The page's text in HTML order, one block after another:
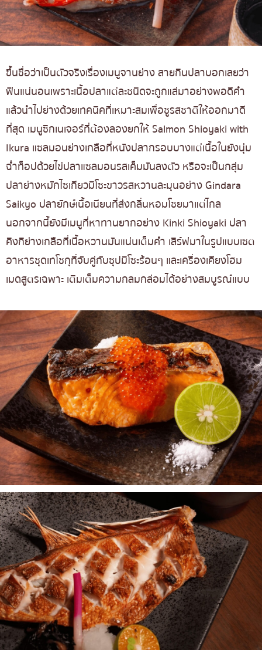
ขึ้นชื่อว่าเป็นตัวจริงเรื่องเมนูจานย่าง สายกินปลาบอกเลยว่า
ฟินแน่นอนเพราะเนื้อปลาแต่ละชนิดจะถูกแล่มาอย่างพอดีคำ
แล้วนำไปย่างด้วยเทคนิคที่เหมาะสมเพื่อชูรสชาติให้ออกมาดี
ที่สุด เมนูซิกเนเจอร์ที่ต้องลองยกให้ Salmon Shioyaki with
Ikura แซลมอนย่างเกลือที่หนังปลากรอบบางแต่เนื้อในยังนุ่ม
ฉ่ำท็อปด้วยไข่ปลาแซลมอนรสเค็มมันลงตัว หรือจะเป็นกลุ่ม
ปลาย่างหมักไซเกียวมิโซะขาวรสหวานละมุนอย่าง Gindara
Saikyo ปลายักษ์เนื้อเนียนที่ส่งกลิ่นหอมโชยมาแต่ไกล
นอกจากนี้ยังมีเมนูที่หาทานยากอย่าง Kinki Shioyaki ปลา
คิงกิย่างเกลือที่เนื้อหวานมันแน่นเต็มคำ เสิร์ฟมาในรูปแบบเซต
อาหารชุดเทโชกุที่จับคู่กับซุปมิโซะร้อนๆ และเครื่องเคียงโฮม
เมดสูตรเฉพาะ เติมเต็มความกลมกล่อมได้อย่างสมบูรณ์แบบ